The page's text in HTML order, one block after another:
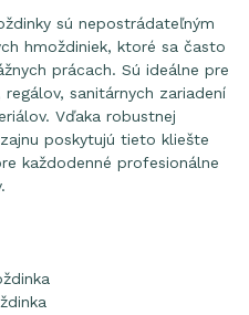
sú nepostrádateľným
hmoždiniek, ktoré sa často
prácach. Sú ideálne pre
sanitárnych zariadení
Vďaka robustnej
poskytujú tieto kliešte
každodenné profesionálne